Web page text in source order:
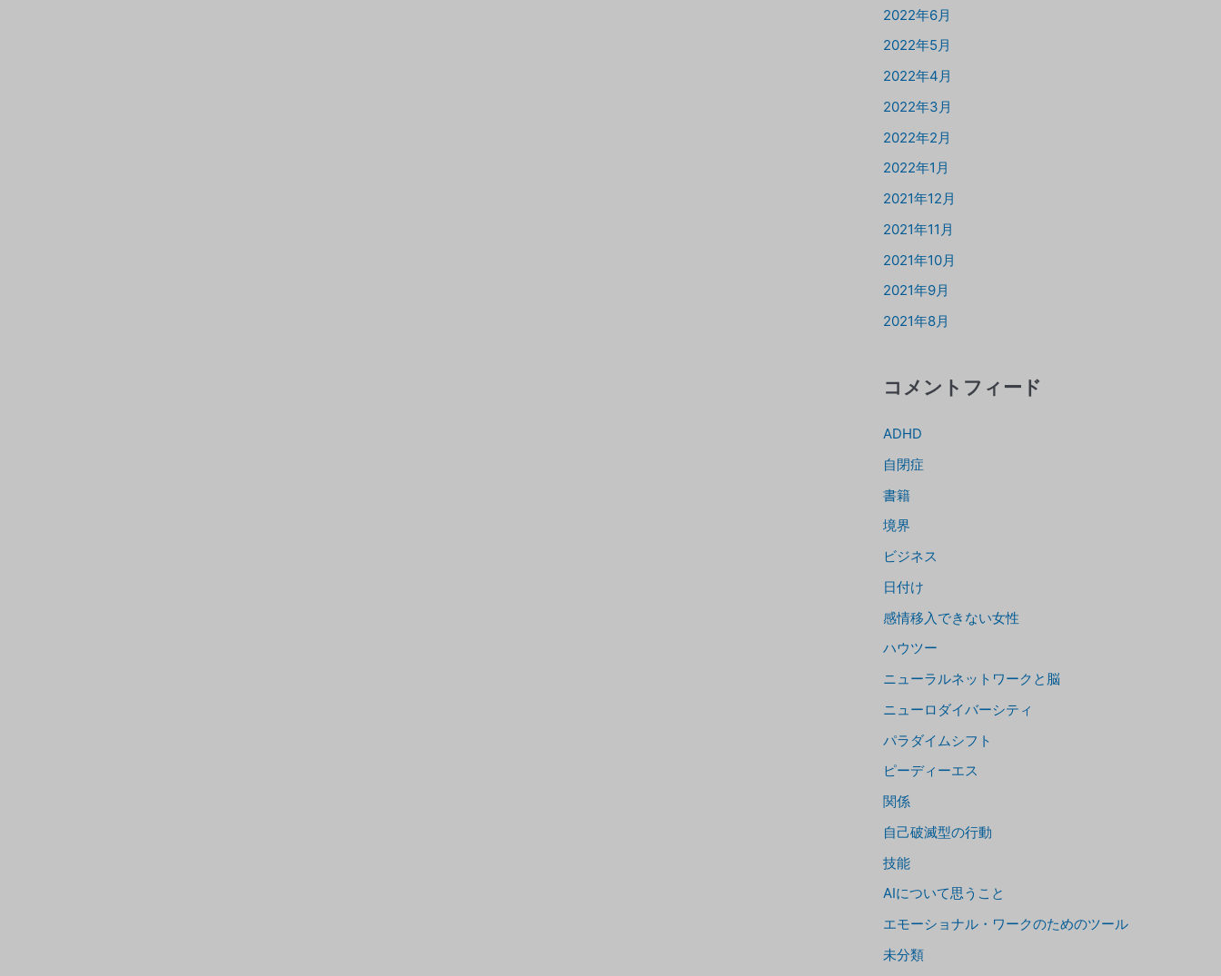
2022年6月
2022年5月
2022年4月
2022年3月
2022年2月
2022年1月
2021年12月
2021年11月
2021年10月
2021年9月
2021年8月
コメントフィード
ADHD
自閉症
書籍
境界
ビジネス
日付け
感情移入できない女性
ハウツー
ニューラルネットワークと脳
ニューロダイバーシティ
パラダイムシフト
ピーディーエス
関係
自己破滅型の行動
技能
AIについて思うこと
エモーショナル・ワークのためのツール
未分類